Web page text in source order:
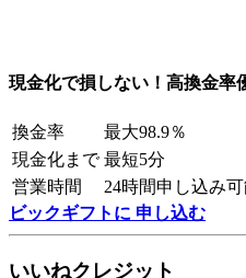
現金化で損しない！高換金率
換金率
最大98.9％
現金化まで 最短5分
営業時間
24時間申し込み
ビックギフトに 申し込む
いいねクレジット